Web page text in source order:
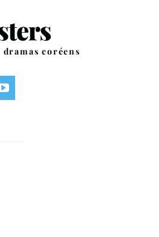
coréens